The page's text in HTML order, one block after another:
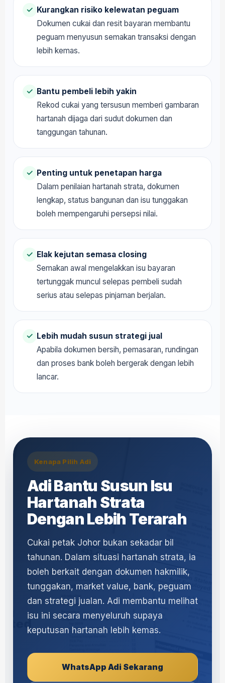
✓ Kurangkan risiko kelewatan peguam
Dokumen cukai dan resit bayaran membantu
peguam menyusun semakan transaksi dengan
lebih kemas.
✓ Bantu pembeli lebih yakin
Rekod cukai yang tersusun memberi gambaran
hartanah dijaga dari sudut dokumen dan
tanggungan tahunan.
✓ Penting untuk penetapan harga
Dalam penilaian hartanah strata, dokumen
lengkap, status bangunan dan isu tunggakan
boleh mempengaruhi persepsi nilai.
✓ Elak kejutan semasa closing
Semakan awal mengelakkan isu bayaran
tertunggak muncul selepas pembeli sudah
serius atau selepas pinjaman berjalan.
✓ Lebih mudah susun strategi jual
Apabila dokumen bersih, pemasaran, rundingan
dan proses bank boleh bergerak dengan lebih
lancar.
Kenapa Pilih Adi
Adi Bantu Susun Isu
Hartanah Strata
Dengan Lebih Terarah
Cukai petak Johor bukan sekadar bil
tahunan. Dalam situasi hartanah strata, ia
boleh berkait dengan dokumen hakmilik,
tunggakan, market value, bank, peguam
dan strategi jualan. Adi membantu melihat
isu ini secara menyeluruh supaya
keputusan hartanah lebih kemas.
WhatsApp Adi Sekarang